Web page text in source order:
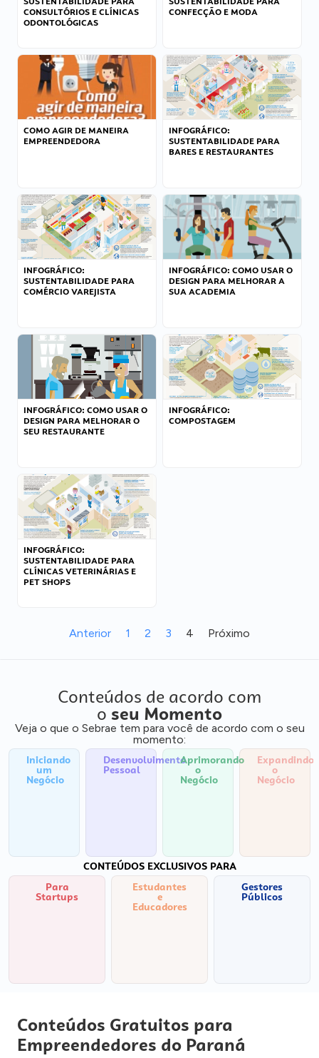
CONSULTÓRIOS E CLÍNICAS
ODONTOLÓGICAS
CONFECÇÃO E MODA
COMO AGIR DE MANEIRA
EMPREENDEDORA
INFOGRÁFICO:
SUSTENTABILIDADE PARA
BARES E RESTAURANTES
INFOGRÁFICO:
SUSTENTABILIDADE PARA
COMÉRCIO VAREJISTA
INFOGRÁFICO: COMO USAR O
DESIGN PARA MELHORAR A
SUA ACADEMIA
INFOGRÁFICO: COMO USAR O
DESIGN PARA MELHORAR O
SEU RESTAURANTE
INFOGRÁFICO:
COMPOSTAGEM
INFOGRÁFICO:
SUSTENTABILIDADE PARA
CLÍNICAS VETERINÁRIAS E
PET SHOPS
Anterior 1 2 3 4 Próximo
Conteúdos de acordo com
o seu Momento
Veja o que o Sebrae tem para você de acordo com o seu
momento:
Iniciando
um
Negócio
Desenvolvimento
Pessoal
Aprimorando
o
Negócio
Expandindo
o
Negócio
CONTEÚDOS EXCLUSIVOS PARA
Para
Startups
Estudantes
e
Educadores
Gestores
Públicos
Conteúdos Gratuitos para
Empreendedores do Paraná